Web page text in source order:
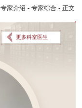
专家介绍 - 专家综合 - 正文
更多科室医生